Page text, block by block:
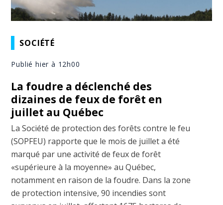
SOCIÉTÉ
Publié hier à 12h00
La foudre a déclenché des
dizaines de feux de forêt en
juillet au Québec
La Société de protection des forêts contre le feu
(SOPFEU) rapporte que le mois de juillet a été
marqué par une activité de feux de forêt
«supérieure à la moyenne» au Québec,
notamment en raison de la foudre. Dans la zone
de protection intensive, 90 incendies sont